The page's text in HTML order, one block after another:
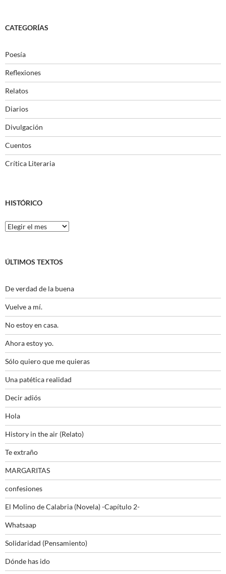
CATEGORÍAS
Poesía
Reflexiones
Relatos
Diarios
Divulgación
Cuentos
Crítica Literaria
HISTÓRICO
Histórico
ÚLTIMOS TEXTOS
De verdad de la buena
Vuelve a mí.
No estoy en casa.
Ahora estoy yo.
Sólo quiero que me quieras
Una patética realidad
Decir adiós
Hola
History in the air (Relato)
Te extraño
MARGARITAS
confesiones
El Molino de Calabria (Novela) -Capítulo 2-
Whatsaap
Solidaridad (Pensamiento)
Dónde has ido